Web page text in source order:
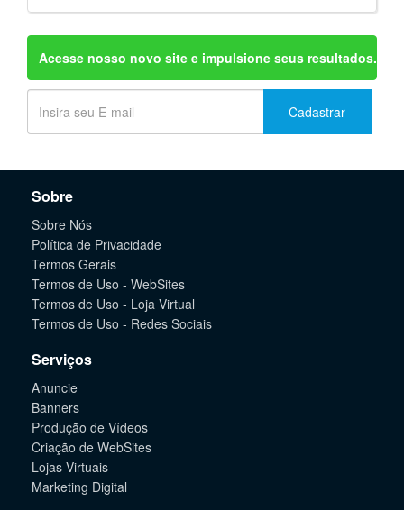
Acesse nosso novo site e impulsione seus resultados.
Cadastrar
Sobre
Sobre Nós
Política de Privacidade
Termos Gerais
Termos de Uso - WebSites
Termos de Uso - Loja Virtual
Termos de Uso - Redes Sociais
Serviços
Anuncie
Banners
Produção de Vídeos
Criação de WebSites
Lojas Virtuais
Marketing Digital